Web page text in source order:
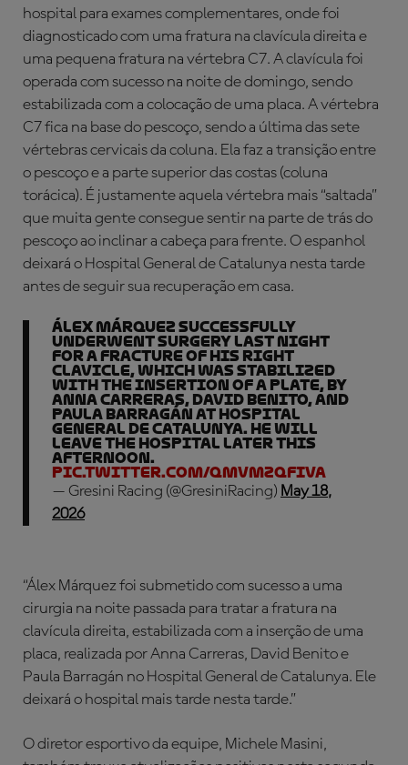
hospital para exames complementares, onde foi
diagnosticado com uma fratura na clavícula direita e
uma pequena fratura na vértebra C7. A clavícula foi
operada com sucesso na noite de domingo, sendo
estabilizada com a colocação de uma placa. A vértebra
C7 fica na base do pescoço, sendo a última das sete
vértebras cervicais da coluna. Ela faz a transição entre
o pescoço e a parte superior das costas (coluna
torácica). É justamente aquela vértebra mais “saltada”
que muita gente consegue sentir na parte de trás do
pescoço ao inclinar a cabeça para frente. O espanhol
deixará o Hospital General de Catalunya nesta tarde
antes de seguir sua recuperação em casa.
Álex Márquez successfully
underwent surgery last night
for a fracture of his right
clavicle, which was stabilized
with the insertion of a plate, by
Anna Carreras, David Benito, and
Paula Barragán at Hospital
General de Catalunya. He will
leave the hospital later this
afternoon.
pic.twitter.com/qMvMZQFIVA
— Gresini Racing (@GresiniRacing) May 18,
2026
“Álex Márquez foi submetido com sucesso a uma
cirurgia na noite passada para tratar a fratura na
clavícula direita, estabilizada com a inserção de uma
placa, realizada por Anna Carreras, David Benito e
Paula Barragán no Hospital General de Catalunya. Ele
deixará o hospital mais tarde nesta tarde.”
O diretor esportivo da equipe, Michele Masini,